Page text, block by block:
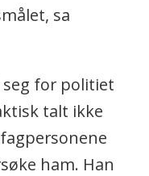
sa
for politiet
talt ikke
ham. Han